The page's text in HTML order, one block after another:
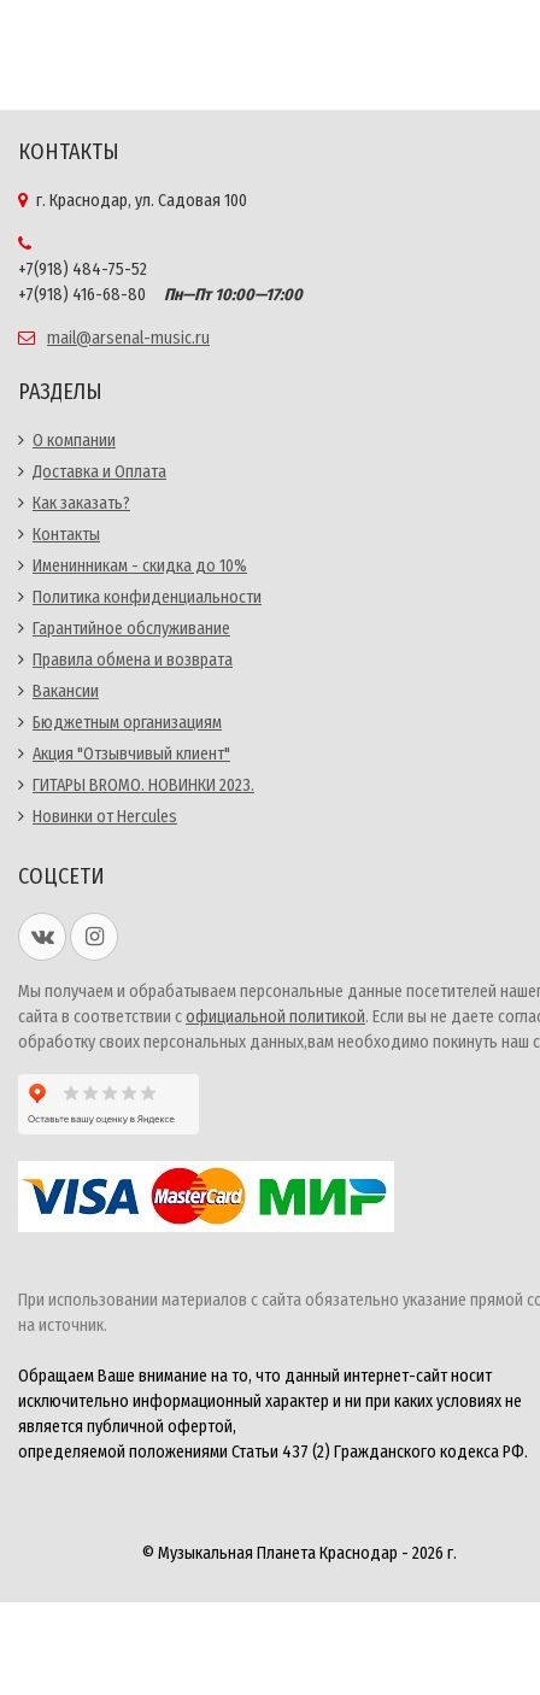
КОНТАКТЫ
г. Краснодар, ул. Садовая 100
+7(918) 484-75-52
+7(918) 416-68-80
Пн—Пт 10:00—17:00
mail@arsenal-music.ru
РАЗДЕЛЫ
О компании
Доставка и Оплата
Как заказать?
Контакты
Именинникам - скидка до 10%
Политика конфиденциальности
Гарантийное обслуживание
Правила обмена и возврата
Вакансии
Бюджетным организациям
Акция "Отзывчивый клиент"
ГИТАРЫ BROMO. НОВИНКИ 2023.
Новинки от Hercules
СОЦСЕТИ
Мы получаем и обрабатываем персональные данные посетителей
сайта в соответствии софициальной политикой. Если вы не даете
обработку своих персональных данных,вам необходимо покинуть наш
При использовании материалов с сайта обязательно указание прямой
на источник.
Обращаем Ваше внимание на то, что данный интернет-сайт носит
исключительно информационный характер и ни при каких условиях не
является публичной офертой,
определяемой положениями Статьи 437 (2) Гражданского кодекса РФ.
© Музыкальная Планета Краснодар - 2026 г.